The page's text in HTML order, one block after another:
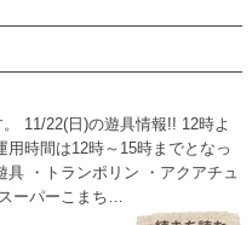
11/22(日)の遊具情報!! 12時よ
用時間は12時～15時までとなっ
具 ・トランポリン ・アクアチュ
ーパーこまち…